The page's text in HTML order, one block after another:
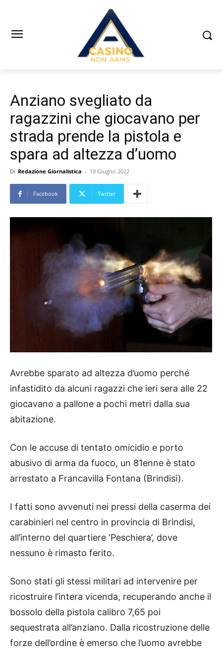
Anziano svegliato da
ragazzini che giocavano per
strada prende la pistola e
spara ad altezza d’uomo
Di Redazione Giornalistica - 19 Giugno 2022
Facebook Twitter
Avrebbe sparato ad altezza d’uomo perché
infastidito da alcuni ragazzi che ieri sera alle 22
giocavano a pallone a pochi metri dalla sua
abitazione.
Con le accuse di tentato omicidio e porto
abusivo di arma da fuoco, un 81enne è stato
arrestato a Francavilla Fontana (Brindisi).
I fatti sono avvenuti nei pressi della caserma dei
carabinieri nel centro in provincia di Brindisi,
all’interno del quartiere ‘Peschiera’, dove
nessuno è rimasto ferito.
Sono stati gli stessi militari ad intervenire per
ricostruire l’intera vicenda, recuperando anche il
bossolo della pistola calibro 7,65 poi
sequestrata all’anziano. Dalla ricostruzione delle
forze dell’ordine è emerso che l’uomo avrebbe